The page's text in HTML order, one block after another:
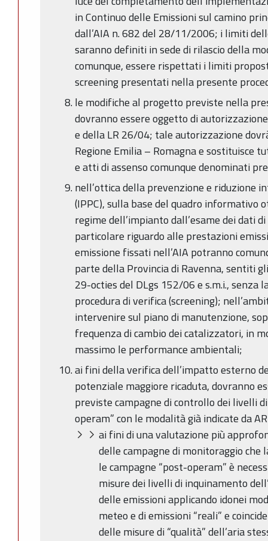
in Continuo delle Emissioni sul camino
dall’AIA n. 682 del 28/11/2006; i limiti
saranno definiti in sede di rilascio della
comunque, essere rispettati i limiti
screening presentati nella presente
le modifiche al progetto previste nella
dovranno essere oggetto di
e della LR 26/04; tale autorizzazione
Regione Emilia – Romagna e sostituisce
e atti di assenso comunque denominati
nell’ottica della prevenzione e riduzione
(IPPC), sulla base del quadro informativo
regime dell’impianto dall’esame dei dati
particolare riguardo alle prestazioni
emissione fissati nell’AIA potranno
parte della Provincia di Ravenna, sentiti
29-octies del DLgs 152/06 e s.m.i., senza
procedura di verifica (screening);
intervenire sul piano di manutenzione,
frequenza di cambio dei catalizzatori, in
massimo le performance ambientali;
ai fini della verifica dell’impatto esterno
potenziale maggiore ricaduta, dovranno
previste campagne di controllo dei livelli
operam” con le modalità già indicate da
ai fini di una valutazione più
delle campagne di monitoraggio
le campagne “post-operam” è
misure dei livelli di inquinamento
delle emissioni applicando idonei
meteo e di emissioni “reali” e
delle misure di “qualità” dell’aria